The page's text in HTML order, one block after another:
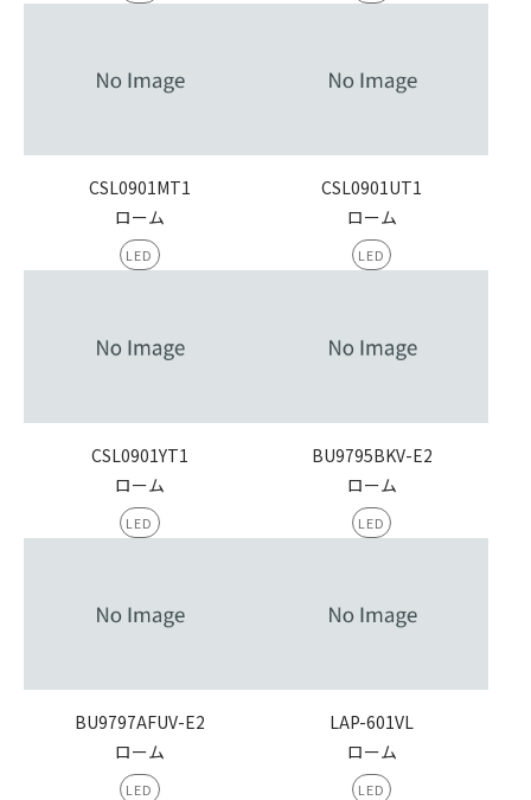
CSL0901MT1
ローム
LED
CSL0901UT1
ローム
LED
CSL0901YT1
ローム
LED
BU9795BKV-E2
ローム
LED
BU9797AFUV-E2
ローム
LED
LAP-601VL
ローム
LED